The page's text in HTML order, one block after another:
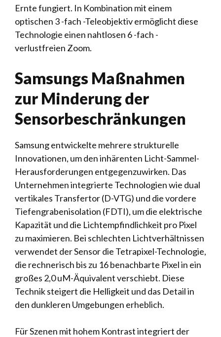
Ernte fungiert. In Kombination mit einem
optischen 3 -fach -Teleobjektiv ermöglicht diese
Technologie einen nahtlosen 6 -fach -
verlustfreien Zoom.
Samsungs Maßnahmen
zur Minderung der
Sensorbeschränkungen
Samsung entwickelte mehrere strukturelle
Innovationen, um den inhärenten Licht-Sammel-
Herausforderungen entgegenzuwirken. Das
Unternehmen integrierte Technologien wie dual
vertikales Transfertor (D-VTG) und die vordere
Tiefengrabenisolation (FDTI), um die elektrische
Kapazität und die Lichtempfindlichkeit pro Pixel
zu maximieren. Bei schlechten Lichtverhältnissen
verwendet der Sensor die Tetrapixel-Technologie,
die rechnerisch bis zu 16 benachbarte Pixel in ein
großes 2,0 uM-Äquivalent verschiebt. Diese
Technik steigert die Helligkeit und das Detail in
den dunkleren Umgebungen erheblich.
Für Szenen mit hohem Kontrast integriert der